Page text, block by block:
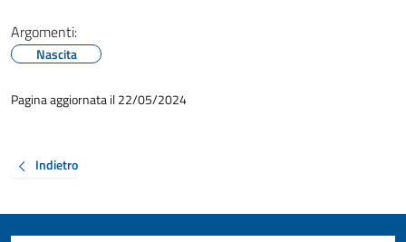
Argomenti:
Nascita
Pagina aggiornata il 22/05/2024
Indietro